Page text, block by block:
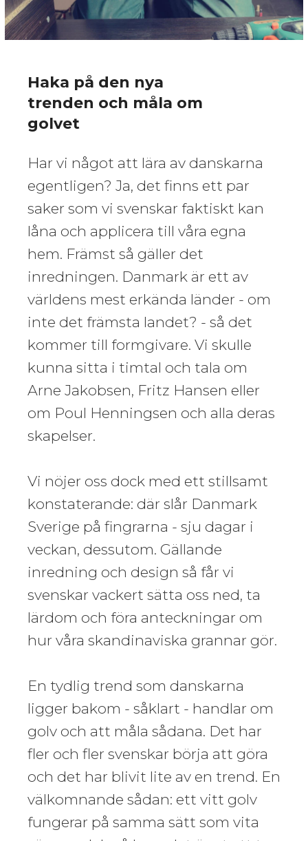
Haka på den nya
trenden och måla om
golvet
Har vi något att lära av danskarna
egentligen? Ja, det finns ett par
saker som vi svenskar faktiskt kan
låna och applicera till våra egna
hem. Främst så gäller det
inredningen. Danmark är ett av
världens mest erkända länder - om
inte det främsta landet? - så det
kommer till formgivare. Vi skulle
kunna sitta i timtal och tala om
Arne Jakobsen, Fritz Hansen eller
om Poul Henningsen och alla deras
skapelser.
Vi nöjer oss dock med ett stillsamt
konstaterande: där slår Danmark
Sverige på fingrarna - sju dagar i
veckan, dessutom. Gällande
inredning och design så får vi
svenskar vackert sätta oss ned, ta
lärdom och föra anteckningar om
hur våra skandinaviska grannar gör.
En tydlig trend som danskarna
ligger bakom - såklart - handlar om
golv och att måla sådana. Det har
fler och fler svenskar börja att göra
och det har blivit lite av en trend. En
välkomnande sådan: ett vitt golv
fungerar på samma sätt som vita